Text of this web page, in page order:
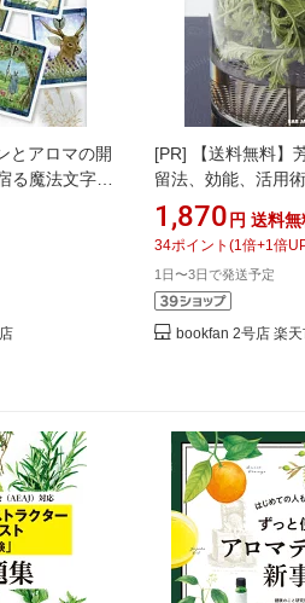
とアロマの開
る魔法文字／
[PR]
【送料無料】
留法、効能、活用
る!／川西加恵
1,870 円 送料無
34ポイント (1倍+1倍
1日〜3日で発送予定
bookfan 2号店 楽